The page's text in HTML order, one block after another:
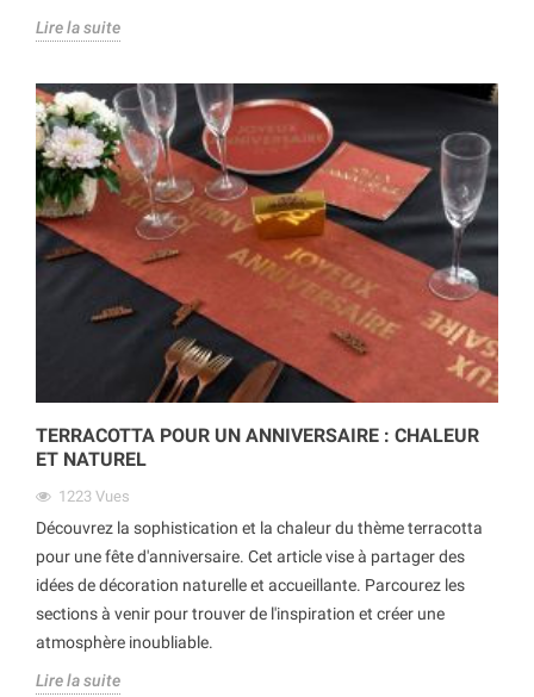
Lire la suite
TERRACOTTA POUR UN ANNIVERSAIRE : CHALEUR
ET NATUREL
1223 Vues
Découvrez la sophistication et la chaleur du thème terracotta
pour une fête d'anniversaire. Cet article vise à partager des
idées de décoration naturelle et accueillante. Parcourez les
sections à venir pour trouver de l'inspiration et créer une
atmosphère inoubliable.
Lire la suite